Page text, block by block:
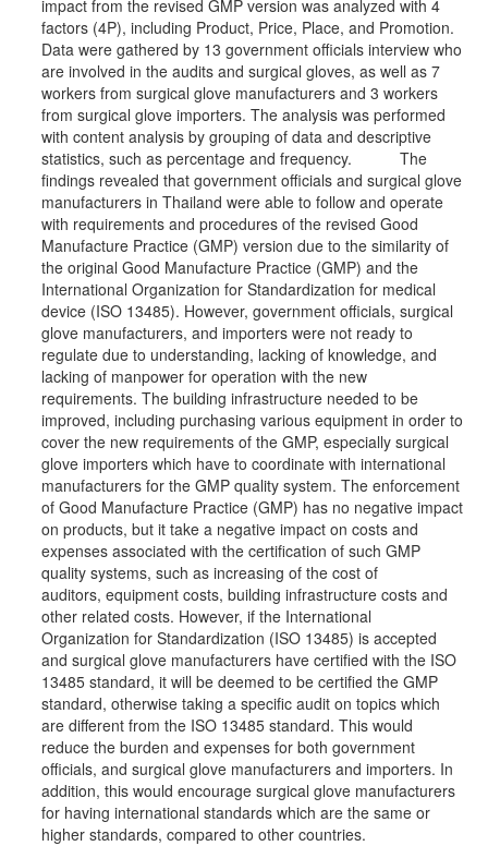
impact from the revised GMP version was analyzed with 4
factors (4P), including Product, Price, Place, and Promotion.
Data were gathered by 13 government officials interview who
are involved in the audits and surgical gloves, as well as 7
workers from surgical glove manufacturers and 3 workers
from surgical glove importers. The analysis was performed
with content analysis by grouping of data and descriptive
statistics, such as percentage and frequency. The
findings revealed that government officials and surgical glove
manufacturers in Thailand were able to follow and operate
with requirements and procedures of the revised Good
Manufacture Practice (GMP) version due to the similarity of
the original Good Manufacture Practice (GMP) and the
International Organization for Standardization for medical
device (ISO 13485). However, government officials, surgical
glove manufacturers, and importers were not ready to
regulate due to understanding, lacking of knowledge, and
lacking of manpower for operation with the new
requirements. The building infrastructure needed to be
improved, including purchasing various equipment in order to
cover the new requirements of the GMP, especially surgical
glove importers which have to coordinate with international
manufacturers for the GMP quality system. The enforcement
of Good Manufacture Practice (GMP) has no negative impact
on products, but it take a negative impact on costs and
expenses associated with the certification of such GMP
quality systems, such as increasing of the cost of
auditors, equipment costs, building infrastructure costs and
other related costs. However, if the International
Organization for Standardization (ISO 13485) is accepted
and surgical glove manufacturers have certified with the ISO
13485 standard, it will be deemed to be certified the GMP
standard, otherwise taking a specific audit on topics which
are different from the ISO 13485 standard. This would
reduce the burden and expenses for both government
officials, and surgical glove manufacturers and importers. In
addition, this would encourage surgical glove manufacturers
for having international standards which are the same or
higher standards, compared to other countries.